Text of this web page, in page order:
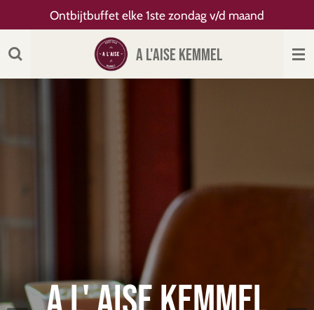
direct
naar
A L'AISE KEMMEL
Ontbijtbuffet elke 1ste zondag v/d maand